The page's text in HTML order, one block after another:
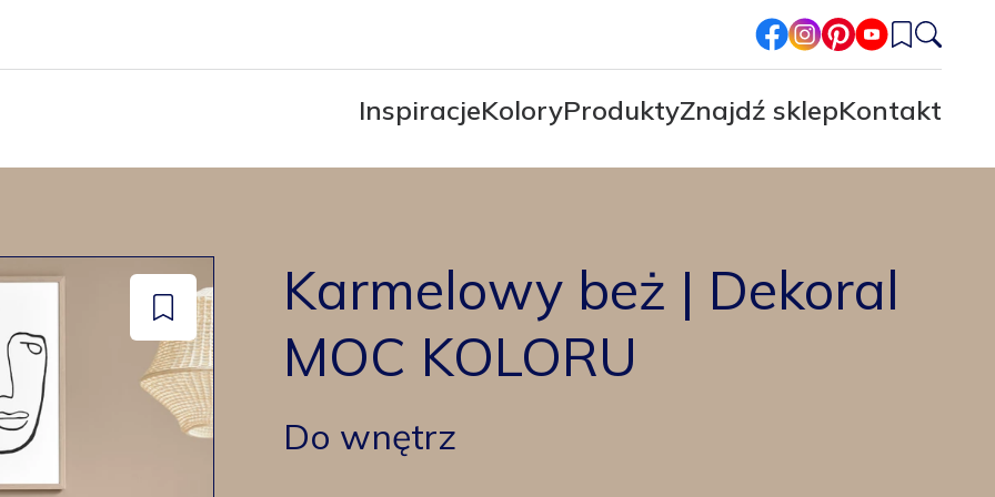
facebook
instagram
pinterest
youtube
InspiracjeKoloryProduktyZnajdź sklepKontakt
Karmelowy beż | Dekoral
MOC KOLORU
Do wnętrz
Dodaj
zapisanych